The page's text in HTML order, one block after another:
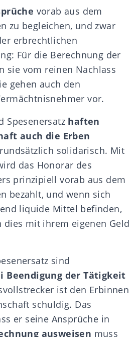
vorab aus dem
zu begleichen, und zwar
erbrechtlichen
Für die Berechnung der
sie vom reinen Nachlass
gehen auch den
vor.
Spesenersatz haften
auch die Erben
solidarisch. Mit
das Honorar des
prinzipiell vorab aus dem
bezahlt, und wenn sich
liquide Mittel befinden,
dies mit ihrem eigenen Geld
sind
Beendigung der Tätigkeit
ist den Erbinnen
schuldig. Das
er seine Ansprüche in
ausweisen muss